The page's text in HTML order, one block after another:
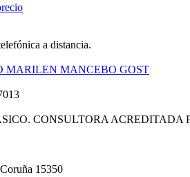
a distancia.
MARILEN MANCEBO GOST
CONSULTORA ACREDITADA
15350